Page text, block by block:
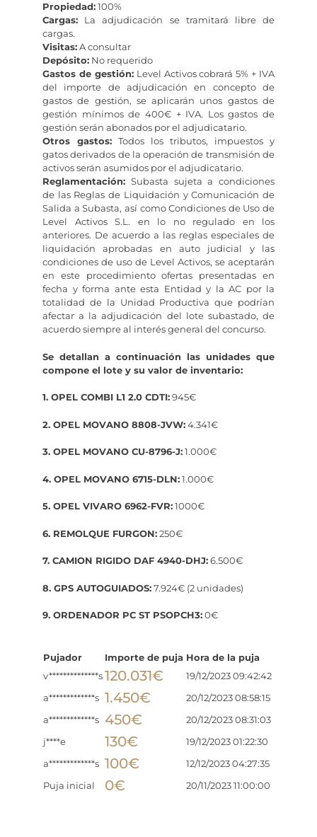
Propiedad:100%
Cargas: La adjudicación se tramitará libre de
cargas.
Visitas:A consultar
Depósito: No requerido
Gastos de gestión:Level Activos cobrará 5% + IVA
del importe de adjudicación en concepto de
gastos de gestión, se aplicarán unos gastos de
gestión mínimos de 400€ + IVA. Los gastos de
gestión serán abonados por el adjudicatario.
Otros gastos: Todos los tributos, impuestos y
gatos derivados de la operación de transmisión de
activos serán asumidos por el adjudicatario.
Reglamentación: Subasta sujeta a condiciones
de las Reglas de Liquidación y Comunicación de
Salida a Subasta, así como Condiciones de Uso de
Level Activos S.L. en lo no regulado en los
anteriores. De acuerdo a las reglas especiales de
liquidación aprobadas en auto judicial y las
condiciones de uso de Level Activos, se aceptarán
en este procedimiento ofertas presentadas en
fecha y forma ante esta Entidad y la AC por la
totalidad de la Unidad Productiva que podrían
afectar a la adjudicación del lote subastado, de
acuerdo siempre al interés general del concurso.
Se detallan a continuación las unidades que
compone el lote y su valor de inventario:
1. OPEL COMBI L1 2.0 CDTI:945€
2. OPEL MOVANO 8808-JVW:4.341€
3. OPEL MOVANO CU-8796-J:1.000€
4. OPEL MOVANO 6715-DLN:1.000€
5. OPEL VIVARO 6962-FVR:1000€
6. REMOLQUE FURGON:250€
7. CAMION RIGIDO DAF 4940-DHJ:6.500€
8. GPS AUTOGUIADOS:7.924€ (2 unidades)
9. ORDENADOR PC ST PSOPCH3:0€
Pujador Importe de puja Hora de la puja
v**************s120.031€
19/12/2023 09:42:42
a*************s 1.450€
20/12/2023 08:58:15
a*************s 450€
20/12/2023 08:31:03
j****e
130€
19/12/2023 01:22:30
a*************s 100€
12/12/2023 04:27:35
Puja inicial
0€ 20/11/2023 11:00:00